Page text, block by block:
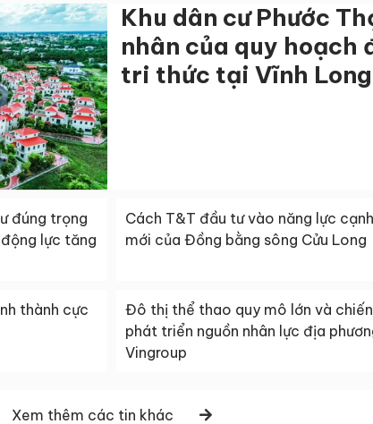
Khu dân cư Phước
nhân của quy hoạch
tri thức tại Vĩnh Long
đúng trọng
lực tăng
Cách T&T đầu tư vào năng lực
mới của Đồng bằng sông Cửu Long
thành cực
Đô thị thể thao quy mô lớn và
phát triển nguồn nhân lực địa
Vingroup
Xem thêm các tin khác